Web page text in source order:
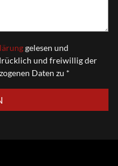
gelesen und
und freiwillig der
Daten zu *